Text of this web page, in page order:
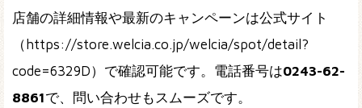
店舗の詳細情報や最新のキャンペーンは公式サイト
（https://store.welcia.co.jp/welcia/spot/detail?
code=6329D）で確認可能です。電話番号は0243-62-
8861で、問い合わせもスムーズです。